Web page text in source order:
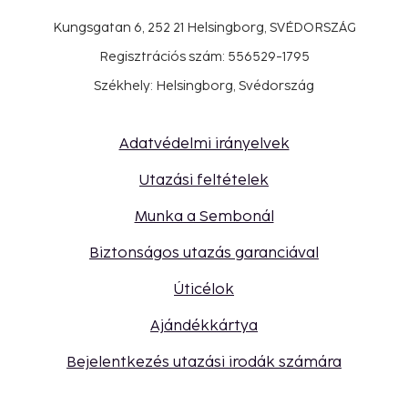
Kungsgatan 6, 252 21 Helsingborg, SVÉDORSZÁG
Regisztrációs szám: 556529-1795
Székhely: Helsingborg, Svédország
Adatvédelmi irányelvek
Utazási feltételek
Munka a Sembonál
Biztonságos utazás garanciával
Úticélok
Ajándékkártya
Bejelentkezés utazási irodák számára